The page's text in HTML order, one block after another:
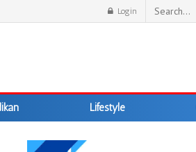
Login
Lifestyle